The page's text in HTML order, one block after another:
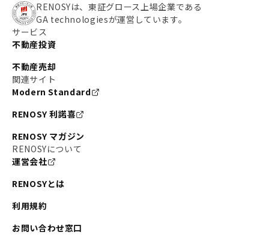
RENOSYは、東証グロース上場企業である
GA technologiesが運営しています。
サービス
不動産投資
不動産売却
関連サイト
Modern Standard
RENOSY 利諾喜
RENOSY マガジン
RENOSYについて
運営会社
RENOSYとは
利用規約
お問い合わせ窓口